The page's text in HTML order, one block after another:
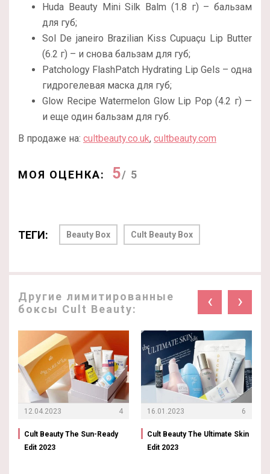
Huda Beauty Mini Silk Balm (1.8 г) – бальзам
для губ;
Sol De janeiro Brazilian Kiss Cupuaçu Lip Butter
(6.2 г) – и снова бальзам для губ;
Patchology FlashPatch Hydrating Lip Gels – одна
гидрогелевая маска для губ;
Glow Recipe Watermelon Glow Lip Pop (4.2 г) —
и еще один бальзам для губ.
В продаже на: cultbeauty.co.uk, cultbeauty.com
МОЯ ОЦЕНКА: 5/ 5
ТЕГИ: Beauty Box Cult Beauty Box
Другие лимитированные
боксы Cult Beauty:
‹ ›
12.04.2023 4
Cult Beauty The Sun-Ready
Edit 2023
16.01.2023 6
Cult Beauty The Ultimate Skin
Edit 2023